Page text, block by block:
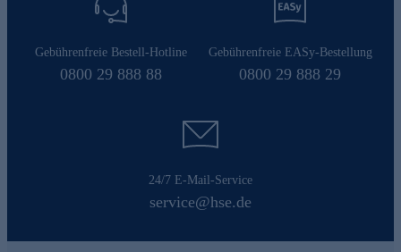
Gebührenfreie Bestell-Hotline
0800 29 888 88
Gebührenfreie EASy-Bestellung
0800 29 888 29
24/7 E-Mail-Service
service@hse.de